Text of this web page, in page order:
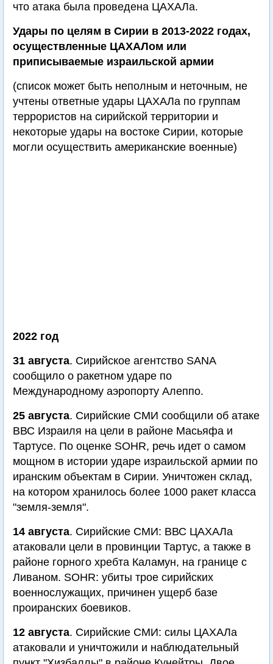
что атака была проведена ЦАХАЛа.
Удары по целям в Сирии в 2013-2022 годах,
осуществленные ЦАХАЛом или
приписываемые израильской армии
(список может быть неполным и неточным, не
учтены ответные удары ЦАХАЛа по группам
террористов на сирийской территории и
некоторые удары на востоке Сирии, которые
могли осуществить американские военные)
2022 год
31 августа. Сирийское агентство SANA
сообщило о ракетном ударе по
Международному аэропорту Алеппо.
25 августа. Сирийские СМИ сообщили об атаке
ВВС Израиля на цели в районе Масьяфа и
Тартусе. По оценке SOHR, речь идет о самом
мощном в истории ударе израильской армии по
иранским объектам в Сирии. Уничтожен склад,
на котором хранилось более 1000 ракет класса
"земля-земля".
14 августа. Сирийские СМИ: ВВС ЦАХАЛа
атаковали цели в провинции Тартус, а также в
районе горного хребта Каламун, на границе с
Ливаном. SOHR: убиты трое сирийских
военнослужащих, причинен ущерб базе
проиранских боевиков.
12 августа. Сирийские СМИ: силы ЦАХАЛа
атаковали и уничтожили и наблюдательный